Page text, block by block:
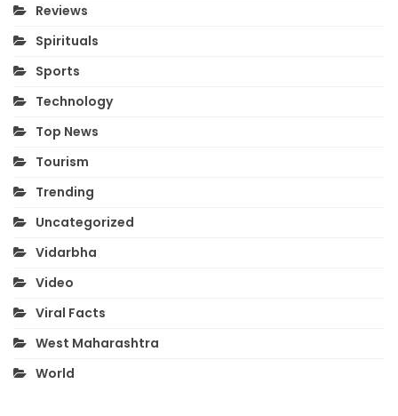
Reviews
Spirituals
Sports
Technology
Top News
Tourism
Trending
Uncategorized
Vidarbha
Video
Viral Facts
West Maharashtra
World